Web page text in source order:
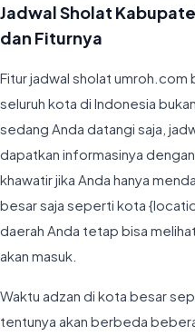
Jadwal Sholat
dan Fiturnya
Fitur jadwal sholat umroh.com
seluruh kota di Indonesia
sedang Anda datangi saja,
dapatkan informasinya
khawatir jika Anda hanya
besar saja seperti kota
daerah Anda tetap bisa
akan masuk.
Waktu adzan di kota besar
tentunya akan berbeda